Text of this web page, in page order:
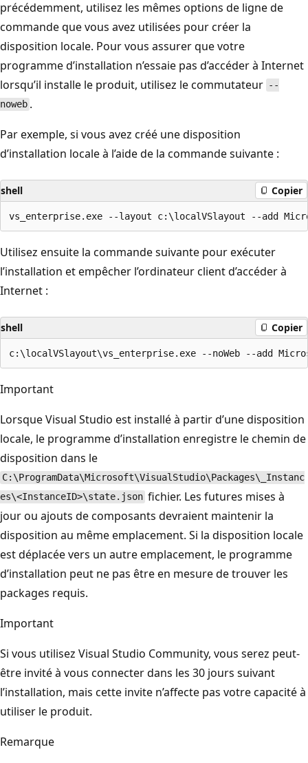
précédemment, utilisez les mêmes options de ligne de
commandeque vous avez utilisées pour créer la
disposition locale. Pour vous assurer que votre
programme d’installation n’essaie pas d’accéder à Internet
lorsqu’il installe le produit, utilisez le commutateur --
noweb .
Par exemple, si vous avez créé une disposition
d’installation locale à l’aide de la commande suivante :
shell Copier
Utilisez ensuite la commande suivante pour exécuter
l’installation et empêcher l’ordinateur client d’accéder à
Internet :
shell Copier
Important
Lorsque Visual Studio est installé à partir d’une disposition
locale, le programme d’installation enregistre le chemin de
disposition dans le
C:\ProgramData\Microsoft\VisualStudio\Packages\_Instanc
es\<InstanceID>\state.json fichier. Les futures mises à
jour ou ajouts de composants devraient maintenir la
disposition au même emplacement. Si la disposition locale
est déplacée vers un autre emplacement, le programme
d’installation peut ne pas être en mesure de trouver les
packages requis.
Important
Si vous utilisez Visual Studio Community, vous serez peut-
être invité à vous connecter dans les 30 jours suivant
l’installation, mais cette invite n’affecte pas votre capacité à
utiliser le produit.
Remarque